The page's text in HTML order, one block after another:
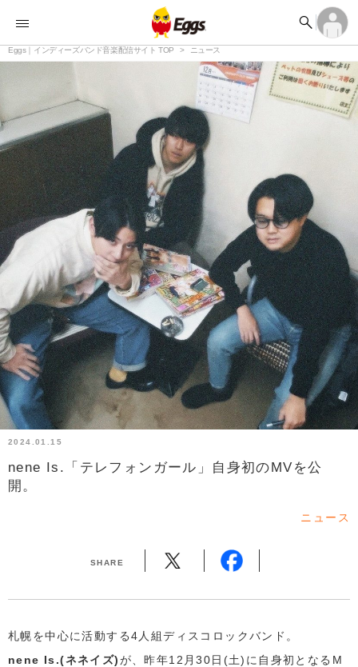


ランキング 
記事 


楽曲アップロード 
ログイン
アカウント登録
ログイン
Eggs｜インディーズバンド音楽配信サイト TOP ニュース
2024.01.15
nene Is.「テレフォンガール」自身初のMVを公
開。
ニュース
SHARE
札幌を中心に活動する4人組ディスコロックバンド。
nene Is.(ネネイズ)が、昨年12月30日(土)に自身初となるM